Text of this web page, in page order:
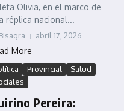
Olivia, en el marco de
réplica nacional...
abril 17, 2026
More
Provincial
Salud
Pereira: